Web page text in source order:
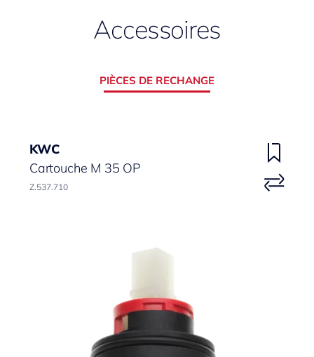
Accessoires
PIÈCES DE RECHANGE
KWC
Cartouche M 35 OP
Z.537.710